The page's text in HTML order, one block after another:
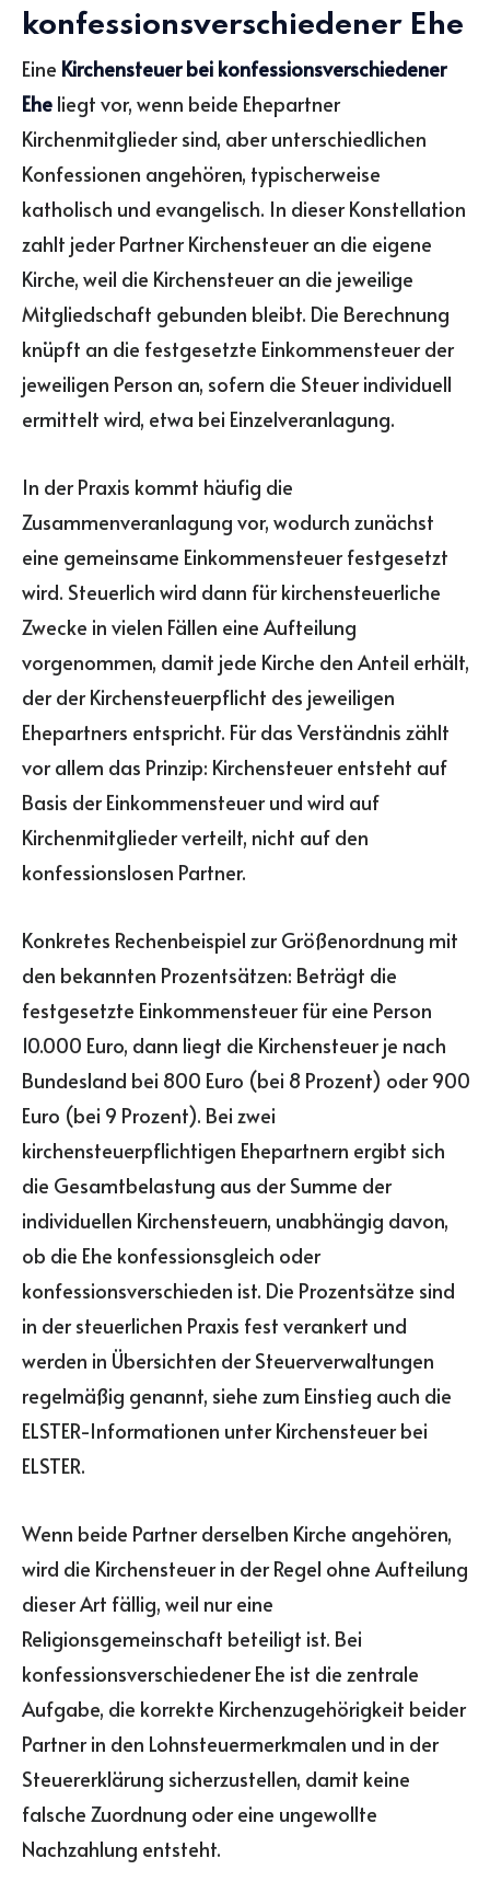
konfessionsverschiedener Ehe
Eine Kirchensteuer bei konfessionsverschiedener
Ehe liegt vor, wenn beide Ehepartner
Kirchenmitglieder sind, aber unterschiedlichen
Konfessionen angehören, typischerweise
katholisch und evangelisch. In dieser Konstellation
zahlt jeder Partner Kirchensteuer an die eigene
Kirche, weil die Kirchensteuer an die jeweilige
Mitgliedschaft gebunden bleibt. Die Berechnung
knüpft an die festgesetzte Einkommensteuer der
jeweiligen Person an, sofern die Steuer individuell
ermittelt wird, etwa bei Einzelveranlagung.
In der Praxis kommt häufig die
Zusammenveranlagung vor, wodurch zunächst
eine gemeinsame Einkommensteuer festgesetzt
wird. Steuerlich wird dann für kirchensteuerliche
Zwecke in vielen Fällen eine Aufteilung
vorgenommen, damit jede Kirche den Anteil erhält,
der der Kirchensteuerpflicht des jeweiligen
Ehepartners entspricht. Für das Verständnis zählt
vor allem das Prinzip: Kirchensteuer entsteht auf
Basis der Einkommensteuer und wird auf
Kirchenmitglieder verteilt, nicht auf den
konfessionslosen Partner.
Konkretes Rechenbeispiel zur Größenordnung mit
den bekannten Prozentsätzen: Beträgt die
festgesetzte Einkommensteuer für eine Person
10.000 Euro, dann liegt die Kirchensteuer je nach
Bundesland bei 800 Euro (bei 8 Prozent) oder 900
Euro (bei 9 Prozent). Bei zwei
kirchensteuerpflichtigen Ehepartnern ergibt sich
die Gesamtbelastung aus der Summe der
individuellen Kirchensteuern, unabhängig davon,
ob die Ehe konfessionsgleich oder
konfessionsverschieden ist. Die Prozentsätze sind
in der steuerlichen Praxis fest verankert und
werden in Übersichten der Steuerverwaltungen
regelmäßig genannt, siehe zum Einstieg auch die
ELSTER-Informationen unter Kirchensteuer bei
ELSTER.
Wenn beide Partner derselben Kirche angehören,
wird die Kirchensteuer in der Regel ohne Aufteilung
dieser Art fällig, weil nur eine
Religionsgemeinschaft beteiligt ist. Bei
konfessionsverschiedener Ehe ist die zentrale
Aufgabe, die korrekte Kirchenzugehörigkeit beider
Partner in den Lohnsteuermerkmalen und in der
Steuererklärung sicherzustellen, damit keine
falsche Zuordnung oder eine ungewollte
Nachzahlung entsteht.